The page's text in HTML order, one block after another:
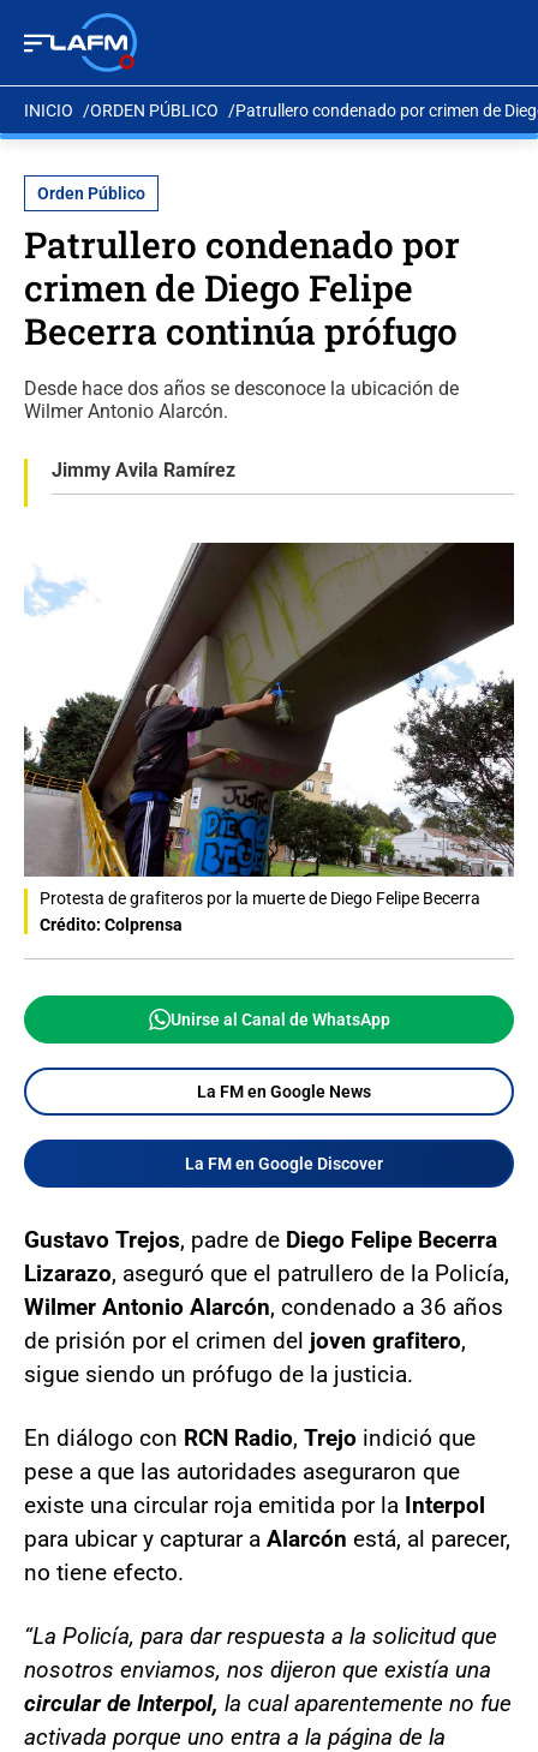
INICIO ORDEN PÚBLICO Patrullero condenado por crimen de
Orden Público
Patrullero condenado por
crimen de Diego Felipe
Becerra continúa prófugo
Desde hace dos años se desconoce la ubicación de
Wilmer Antonio Alarcón.
Jimmy Avila Ramírez
Protesta de grafiteros por la muerte de Diego Felipe Becerra
Crédito: Colprensa
Unirse al Canal de WhatsApp
La FM en Google News
La FM en Google Discover
Gustavo Trejos, padre de Diego Felipe Becerra
Lizarazo, aseguró que el patrullero de la Policía,
Wilmer Antonio Alarcón, condenado a 36 años
de prisión por el crimen del joven grafitero,
sigue siendo un prófugo de la justicia.
En diálogo con RCN Radio, Trejo indició que
pese a que las autoridades aseguraron que
existe una circular roja emitida por la Interpol
para ubicar y capturar a Alarcón está, al parecer,
no tiene efecto.
“La Policía, para dar respuesta a la solicitud que
nosotros enviamos, nos dijeron que existía una
circular de Interpol, la cual aparentemente no fue
activada porque uno entra a la página de la